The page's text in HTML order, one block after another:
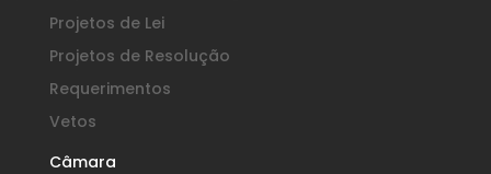
Projetos de Lei
Projetos de Resolução
Requerimentos
Vetos
Câmara